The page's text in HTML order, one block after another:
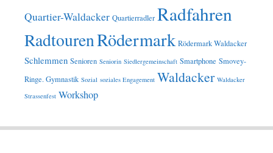
Quartier-Waldacker Quartierradler Radfahren
RadtourenRödermark Rödermark Waldacker
Schlemmen Senioren Seniorin Siedlergemeinschaft Smartphone Smovey-
Ringe. Gymnastik Sozial soziales Engagement Waldacker Waldacker
Strassenfest Workshop